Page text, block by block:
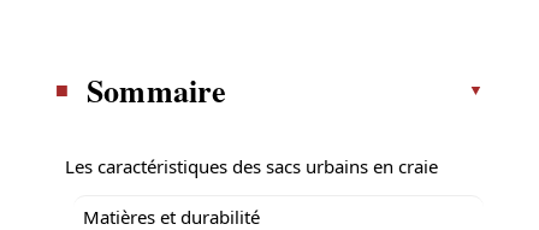
Sommaire
Les caractéristiques des sacs urbains en craie
Matières et durabilité